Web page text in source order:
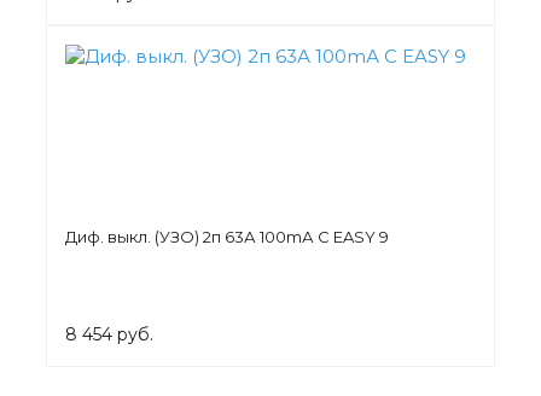
Диф. выкл. (УЗО) 2п 63А 100mА C EASY 9
8 454 руб.